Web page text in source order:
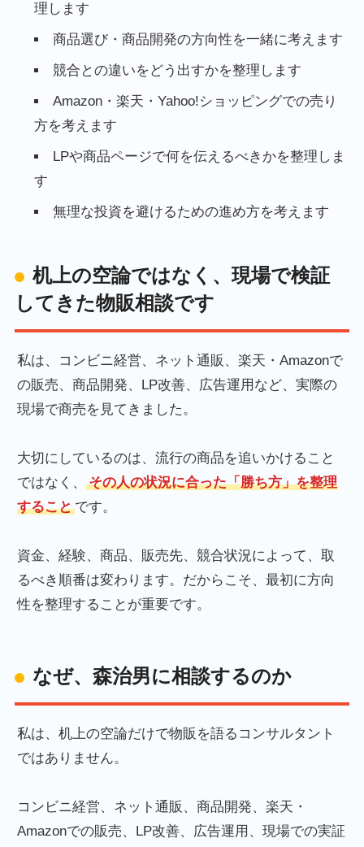
理します
商品選び・商品開発の方向性を一緒に考えます
競合との違いをどう出すかを整理します
Amazon・楽天・Yahoo!ショッピングでの売り
方を考えます
LPや商品ページで何を伝えるべきかを整理しま
す
無理な投資を避けるための進め方を考えます
机上の空論ではなく、現場で検証
してきた物販相談です
私は、コンビニ経営、ネット通販、楽天・Amazonで
の販売、商品開発、LP改善、広告運用など、実際の
現場で商売を見てきました。
大切にしているのは、流行の商品を追いかけること
ではなく、
その人の状況に合った「勝ち方」を整理
することです。
資金、経験、商品、販売先、競合状況によって、取
るべき順番は変わります。だからこそ、最初に方向
性を整理することが重要です。
なぜ、森治男に相談するのか
私は、机上の空論だけで物販を語るコンサルタント
ではありません。
コンビニ経営、ネット通販、商品開発、楽天・
Amazonでの販売、LP改善、広告運用、現場での実証